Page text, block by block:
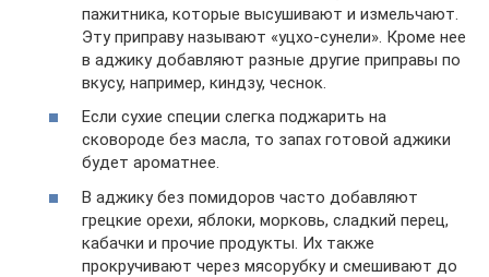
пажитника, которые высушивают и измельчают.
Эту приправу называют «уцхо-сунели». Кроме нее
в аджику добавляют разные другие приправы по
вкусу, например, киндзу, чеснок.
Если сухие специи слегка поджарить на
сковороде без масла, то запах готовой аджики
будет ароматнее.
В аджику без помидоров часто добавляют
грецкие орехи, яблоки, морковь, сладкий перец,
кабачки и прочие продукты. Их также
прокручивают через мясорубку и смешивают до